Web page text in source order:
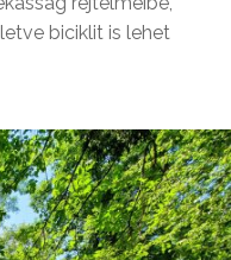
biciklit is lehet